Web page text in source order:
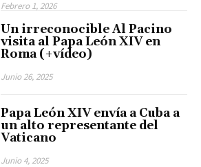
Febrero 1, 2026
Un irreconocible Al Pacino
visita al Papa León XIV en
Roma (+vídeo)
Junio 26, 2025
Papa León XIV envía a Cuba a
un alto representante del
Vaticano
Junio 4, 2025